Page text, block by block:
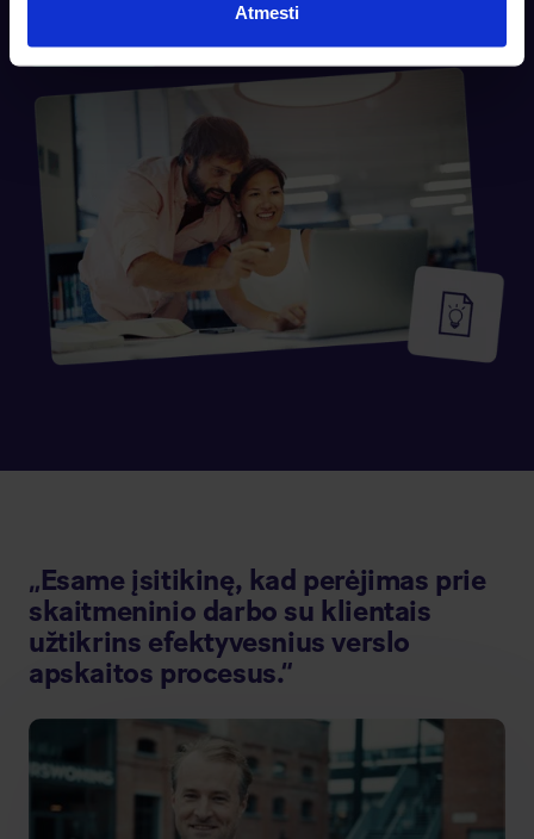
Atmesti
„Esame įsitikinę, kad perėjimas prie
skaitmeninio darbo su klientais
užtikrins efektyvesnius verslo
apskaitos procesus.“